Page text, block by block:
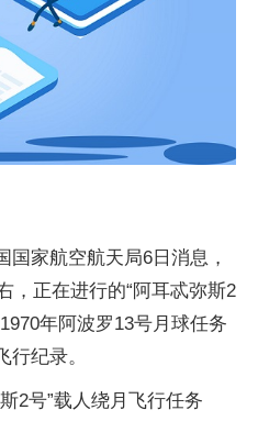
国家航空航天局6日消息，
，正在进行的“阿耳忒弥斯2
年阿波罗13号月球任务
纪录。
2号”载人绕月飞行任务